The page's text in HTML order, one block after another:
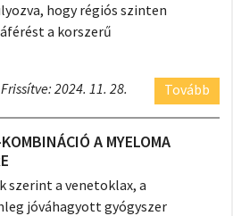
hogy régiós szinten
a korszerű
2024. 11. 28. Tovább
A MYELOMA
szerint a venetoklax, a
jóváhagyott gyógyszer